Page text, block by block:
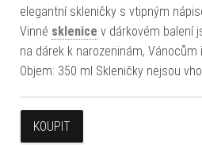
elegantní skleničky s vtipným
Vinné sklenice v dárkovém balení
na dárek k narozeninám, Vánocům
Objem: 350 ml Skleničky nejsou
KOUPIT